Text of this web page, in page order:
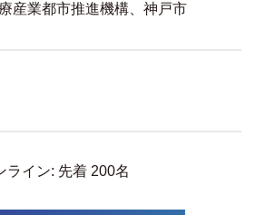
産業都市推進機構、神戸市
ライン: 先着 200名